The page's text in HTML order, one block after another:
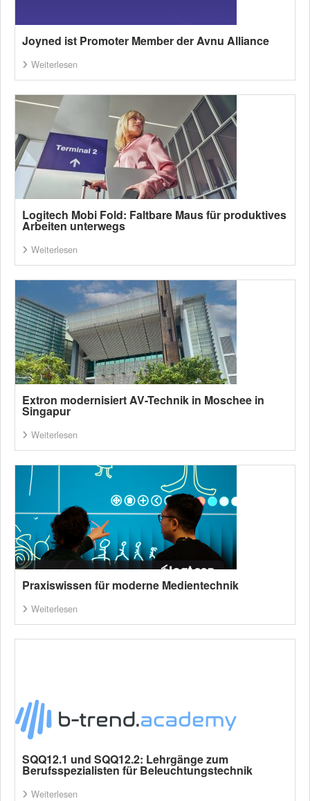
Joyned ist Promoter Member der Avnu Alliance
Weiterlesen
Logitech Mobi Fold: Faltbare Maus für produktives
Arbeiten unterwegs
Weiterlesen
Extron modernisiert AV-Technik in Moschee in
Singapur
Weiterlesen
Praxiswissen für moderne Medientechnik
Weiterlesen
SQQ12.1 und SQQ12.2: Lehrgänge zum
Berufsspezialisten für Beleuchtungstechnik
Weiterlesen